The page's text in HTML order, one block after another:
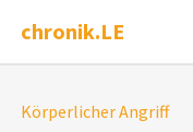
chronik.LE
Körperlicher Angriff
Alle Ereignisse